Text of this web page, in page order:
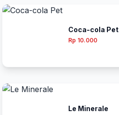
Coca-cola Pet
Rp 10.000
Le Minerale